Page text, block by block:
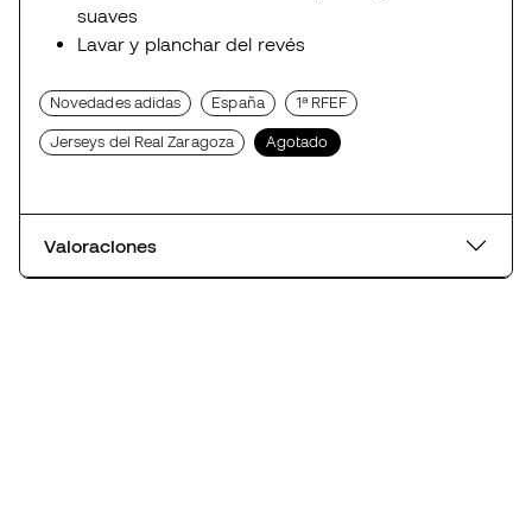
suaves
Lavar y planchar del revés
Novedades adidas España 1ª RFEF
Jerseys del Real Zaragoza Agotado
Valoraciones